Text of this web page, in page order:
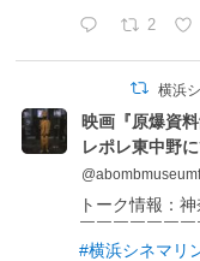
2
横浜
映画『原爆資
レポレ東中野
トーク情報：神
￣￣￣￣￣￣￣
#横浜シネマリ